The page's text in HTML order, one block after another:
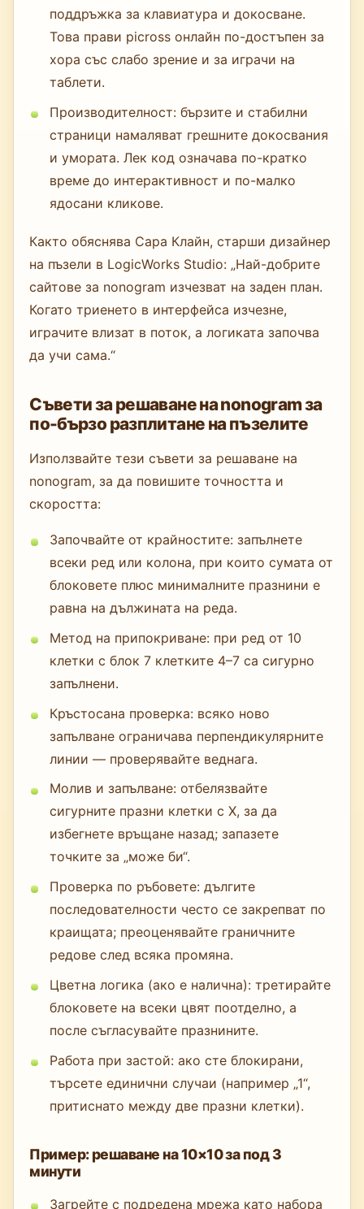
поддръжка за клавиатура и докосване.
Това прави picross онлайн по-достъпен за
хора със слабо зрение и за играчи на
таблети.
Производителност: бързите и стабилни
страници намаляват грешните докосвания
и умората. Лек код означава по-кратко
време до интерактивност и по-малко
ядосани кликове.
Както обяснява Сара Клайн, старши дизайнер
на пъзели в LogicWorks Studio: „Най-добрите
сайтове за nonogram изчезват на заден план.
Когато триенето в интерфейса изчезне,
играчите влизат в поток, а логиката започва
да учи сама.“
Съвети за решаване на nonogram за
по-бързо разплитане на пъзелите
Използвайте тези съвети за решаване на
nonogram, за да повишите точността и
скоростта:
Започвайте от крайностите: запълнете
всеки ред или колона, при които сумата от
блоковете плюс минималните празнини е
равна на дължината на реда.
Метод на припокриване: при ред от 10
клетки с блок 7 клетките 4–7 са сигурно
запълнени.
Кръстосана проверка: всяко ново
запълване ограничава перпендикулярните
линии — проверявайте веднага.
Молив и запълване: отбелязвайте
сигурните празни клетки с X, за да
избегнете връщане назад; запазете
точките за „може би“.
Проверка по ръбовете: дългите
последователности често се закрепват по
краищата; преоценявайте граничните
редове след всяка промяна.
Цветна логика (ако е налична): третирайте
блоковете на всеки цвят поотделно, а
после съгласувайте празнините.
Работа при застой: ако сте блокирани,
търсете единични случаи (например „1“,
притиснато между две празни клетки).
Пример: решаване на 10×10 за под 3
минути
Загрейте с подредена мрежа като набора